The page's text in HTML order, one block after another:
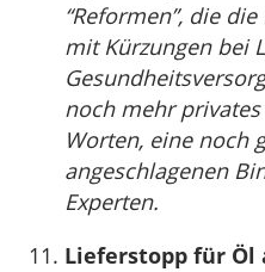
“Reformen”, die
mit Kürzungen bei
noch mehr
Worten, eine noch
angeschlagenen
Experten.
Lieferstopp für Öl